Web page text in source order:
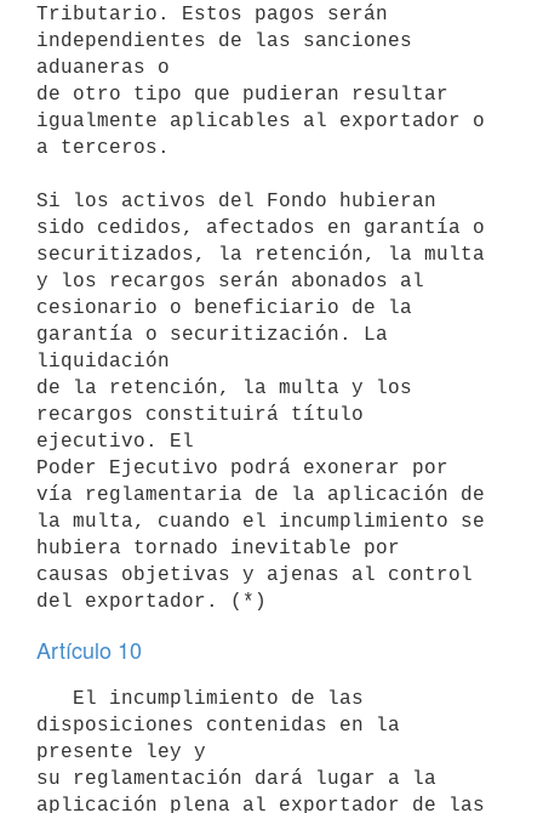
Tributario. Estos pagos serán
independientes de las sanciones
aduaneras o
de otro tipo que pudieran resultar
igualmente aplicables al exportador o
a terceros.
Si los activos del Fondo hubieran
sido cedidos, afectados en garantía o
securitizados, la retención, la multa
y los recargos serán abonados al
cesionario o beneficiario de la
garantía o securitización. La
liquidación
de la retención, la multa y los
recargos constituirá título
ejecutivo. El
Poder Ejecutivo podrá exonerar por
vía reglamentaria de la aplicación de
la multa, cuando el incumplimiento se
hubiera tornado inevitable por
causas objetivas y ajenas al control
Artículo 10
disposiciones contenidas en la
presente ley y
su reglamentación dará lugar a la
aplicación plena al exportador de las